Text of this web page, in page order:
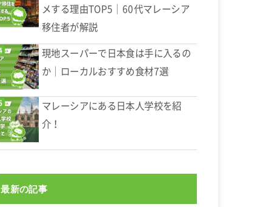
メする理由TOP5｜60代マレーシア
移住者が解説
現地スーパーで日本食は手に入るの
か｜ローカルおすすめ食材7選
マレーシアにある日本人学校を紹
介！
最新の記事